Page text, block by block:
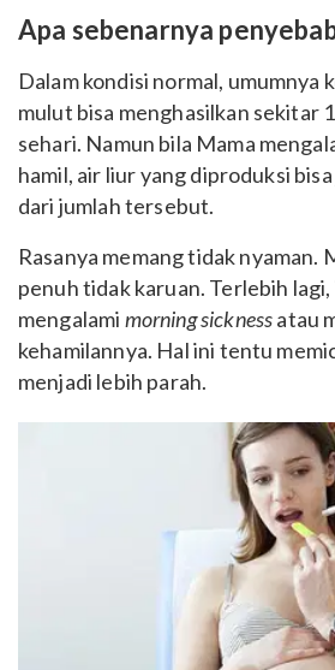
Apa sebenarnya
Dalam kondisi normal, umumnya
mulut bisa menghasilkan sekitar
sehari. Namun bila Mama
hamil, air liur yang diproduksi
dari jumlah tersebut.
Rasanya memang tidak nyaman.
penuh tidak karuan. Terlebih
mengalami morning sicknessatau
kehamilannya. Hal ini tentu
menjadi lebih parah.